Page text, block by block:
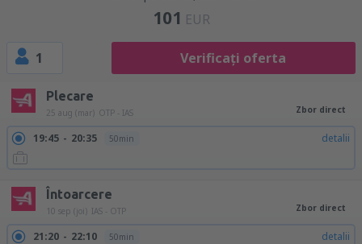
101 EUR
1 Verificați oferta
Plecare
25 aug (mar) OTP - IAS Zbor direct
19:45 20:35 50min detalii
Întoarcere
10 sep (joi) IAS - OTP Zbor direct
21:20 22:10 50min detalii